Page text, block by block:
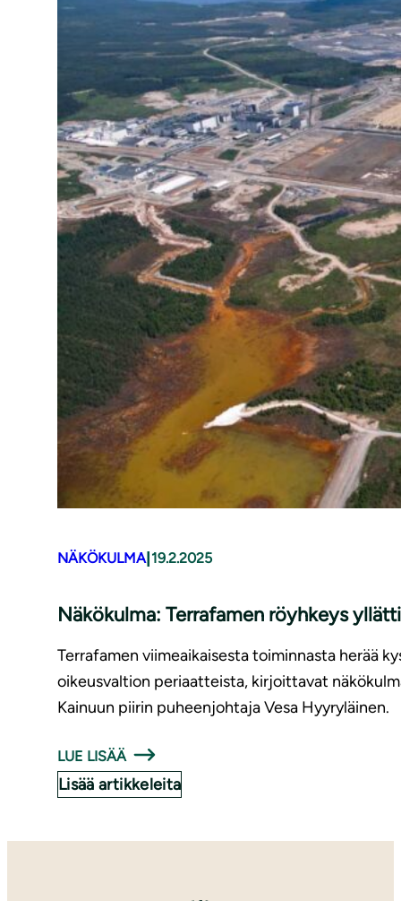
NÄKÖKULMA| 19.2.2025
Näkökulma: Terrafamen röyhkeys
Terrafamen viimeaikaisesta toiminnasta herää
oikeusvaltion periaatteista, kirjoittavat
Kainuun piirin puheenjohtaja Vesa Hyyryläinen.
LUE LISÄÄ
Lisää artikkeleita